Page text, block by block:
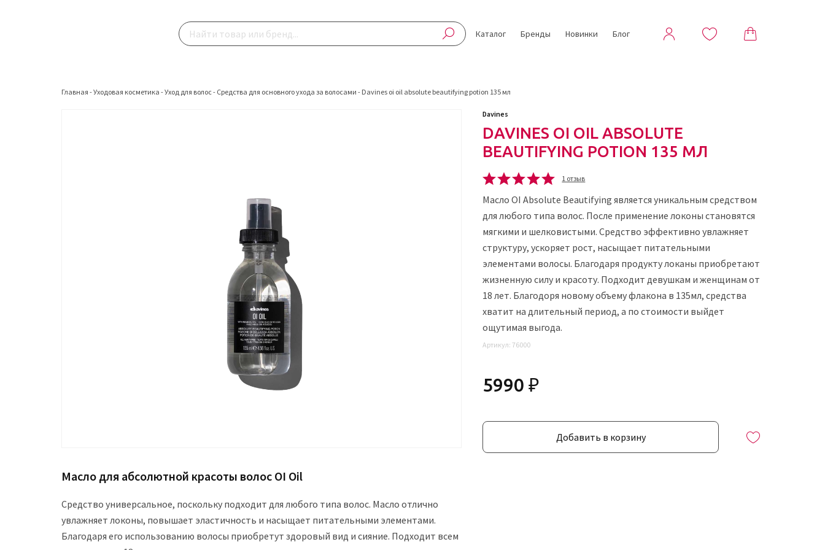
Каталог Бренды Новинки Блог
Главная -Уходовая косметика -Уход для волос- Средства для основного ухода за волосами - Davines oi oil absolute beautifying potion 135 мл
Масло для абсолютной красоты волос OI Oil
Средство универсальное, поскольку подходит для любого типа волос. Масло отлично
увлажняет локоны, повышает эластичность и насыщает питательными элементами.
Благодаря его использованию волосы приобретут здоровый вид и сияние. Подходит всем
Davines
DAVINES OI OIL ABSOLUTE
BEAUTIFYING POTION 135 МЛ
1 отзыв
Масло OI Absolute Beautifying является уникальным средством
для любого типа волос. После применение локоны становятся
мягкими и шелковистыми. Средство эффективно увлажняет
структуру, ускоряет рост, насыщает питательными
элементами волосы. Благодаря продукту локаны приобретают
жизненную силу и красоту. Подходит девушкам и женщинам от
18 лет. Благодоря новому объему флакона в 135мл, средства
хватит на длительный период, а по стоимости выйдет
ощутимая выгода.
Артикул:76000
5990 ₽
Добавить в корзину